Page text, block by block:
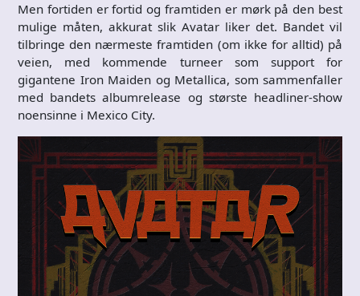
Men fortiden er fortid og framtiden er mørk på den best
mulige måten, akkurat slik Avatar liker det. Bandet vil
tilbringe den nærmeste framtiden (om ikke for alltid) på
veien, med kommende turneer som support for
gigantene Iron Maiden og Metallica, som sammenfaller
med bandets albumrelease og største headliner-show
noensinne i Mexico City.